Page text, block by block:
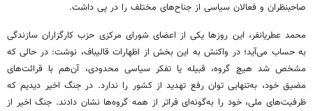
صاحبنظران و فعالان سیاسی از جناح‌های مختلف را در پی داشت.
محمد عطریانفر، این روزها یکی از اعضای شورای مرکزی حزب کارگزاران سازندگی
به حساب می‌آید؛ در واکنش به این بخش از اظهارات قالیباف، نوشت: در حالی که
مشخص شد هیچ گروه، قبیله یا تفکر سیاسی محدودی، آن‌هم با قرائت‌های
مضیق خود، به‌تنهایی توان رفع تهدید از کشور را ندارد. در جنگ اخیر دیدیم که
ظرفیت‌های ملی، خود را به‌گونه‌ای فراتر از همه گروه‌ها نشان دادند. جنگ اخیر از